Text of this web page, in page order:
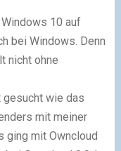
10 auf
bei Windows. Denn
nicht ohne
gesucht wie das
mit meiner
ging mit Owncloud